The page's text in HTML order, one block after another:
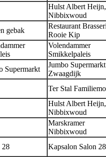
Hulst Albert Heijn,
Nibbixwoud
gebak
Restaurant
Rooie Kip
Volendammer
Smikkelpaleis
Supermarkt
Jumbo Supermarkt
Zwaagdijk
Ter Stal
Hulst Albert Heijn,
Nibbixwoud
Marskramer
Nibbixwoud
28
Kapsalon Salon 28